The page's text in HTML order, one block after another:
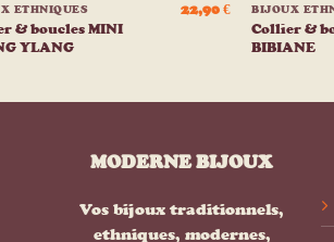
ETHNIQUES
& boucles MINI
YLANG
22,90 € BIJOUX
Collier &
BIBIANE
MODERNE BIJOUX
Vos bijoux traditionnels,
ethniques, modernes,